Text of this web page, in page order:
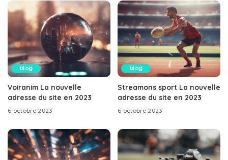
blog
Voiranim La nouvelle
adresse du site en 2023
6 octobre 2023
blog
Streamons sport La nouvelle
adresse du site en 2023
6 octobre 2023